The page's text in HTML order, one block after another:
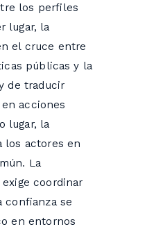
los perfiles
lugar, la
el cruce entre
públicas y la
de traducir
acciones
lugar, la
los actores en
La
coordinar
confianza se
en entornos